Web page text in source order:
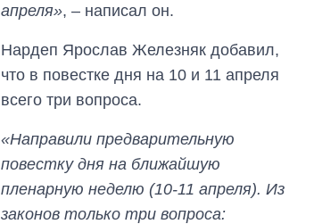
апреля», – написал он.
Нардеп Ярослав Железняк добавил,
что в повестке дня на 10 и 11 апреля
всего три вопроса.
«Направили предварительную
повестку дня на ближайшую
пленарную неделю (10-11 апреля). Из
законов только три вопроса:
Как выросли
тарифы на
холодную воду в
городах Украины
на начало августа